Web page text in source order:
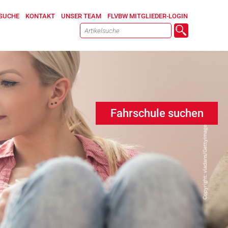
KONTAKT UNSER TEAM FLVBW MITGLIEDER-LOGIN
Fahrschule suchen